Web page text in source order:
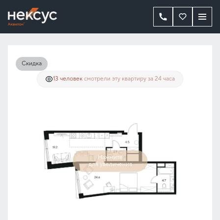
1-комнатная
28 908 831 руб.
Ипотека от 65 228 руб./мес.
Скидка
13 человек смотрели эту квартиру за 24 часа
Нажмите
для увеличения